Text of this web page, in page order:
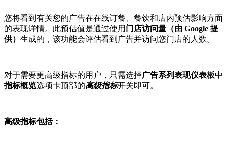
您将看到有关您的广告在在线订餐、餐饮和店内预估影响方面
的表现详情。此预估值是通过使用 门店访问量 （由 Google 提
供） 生成的，该功能会评估看到广告并访问您门店的人数。
对于需要更高级指标的用户，只需选择广告系列表现仪表板中
指标概览选项卡顶部的高级指标开关即可。
高级指标包括：